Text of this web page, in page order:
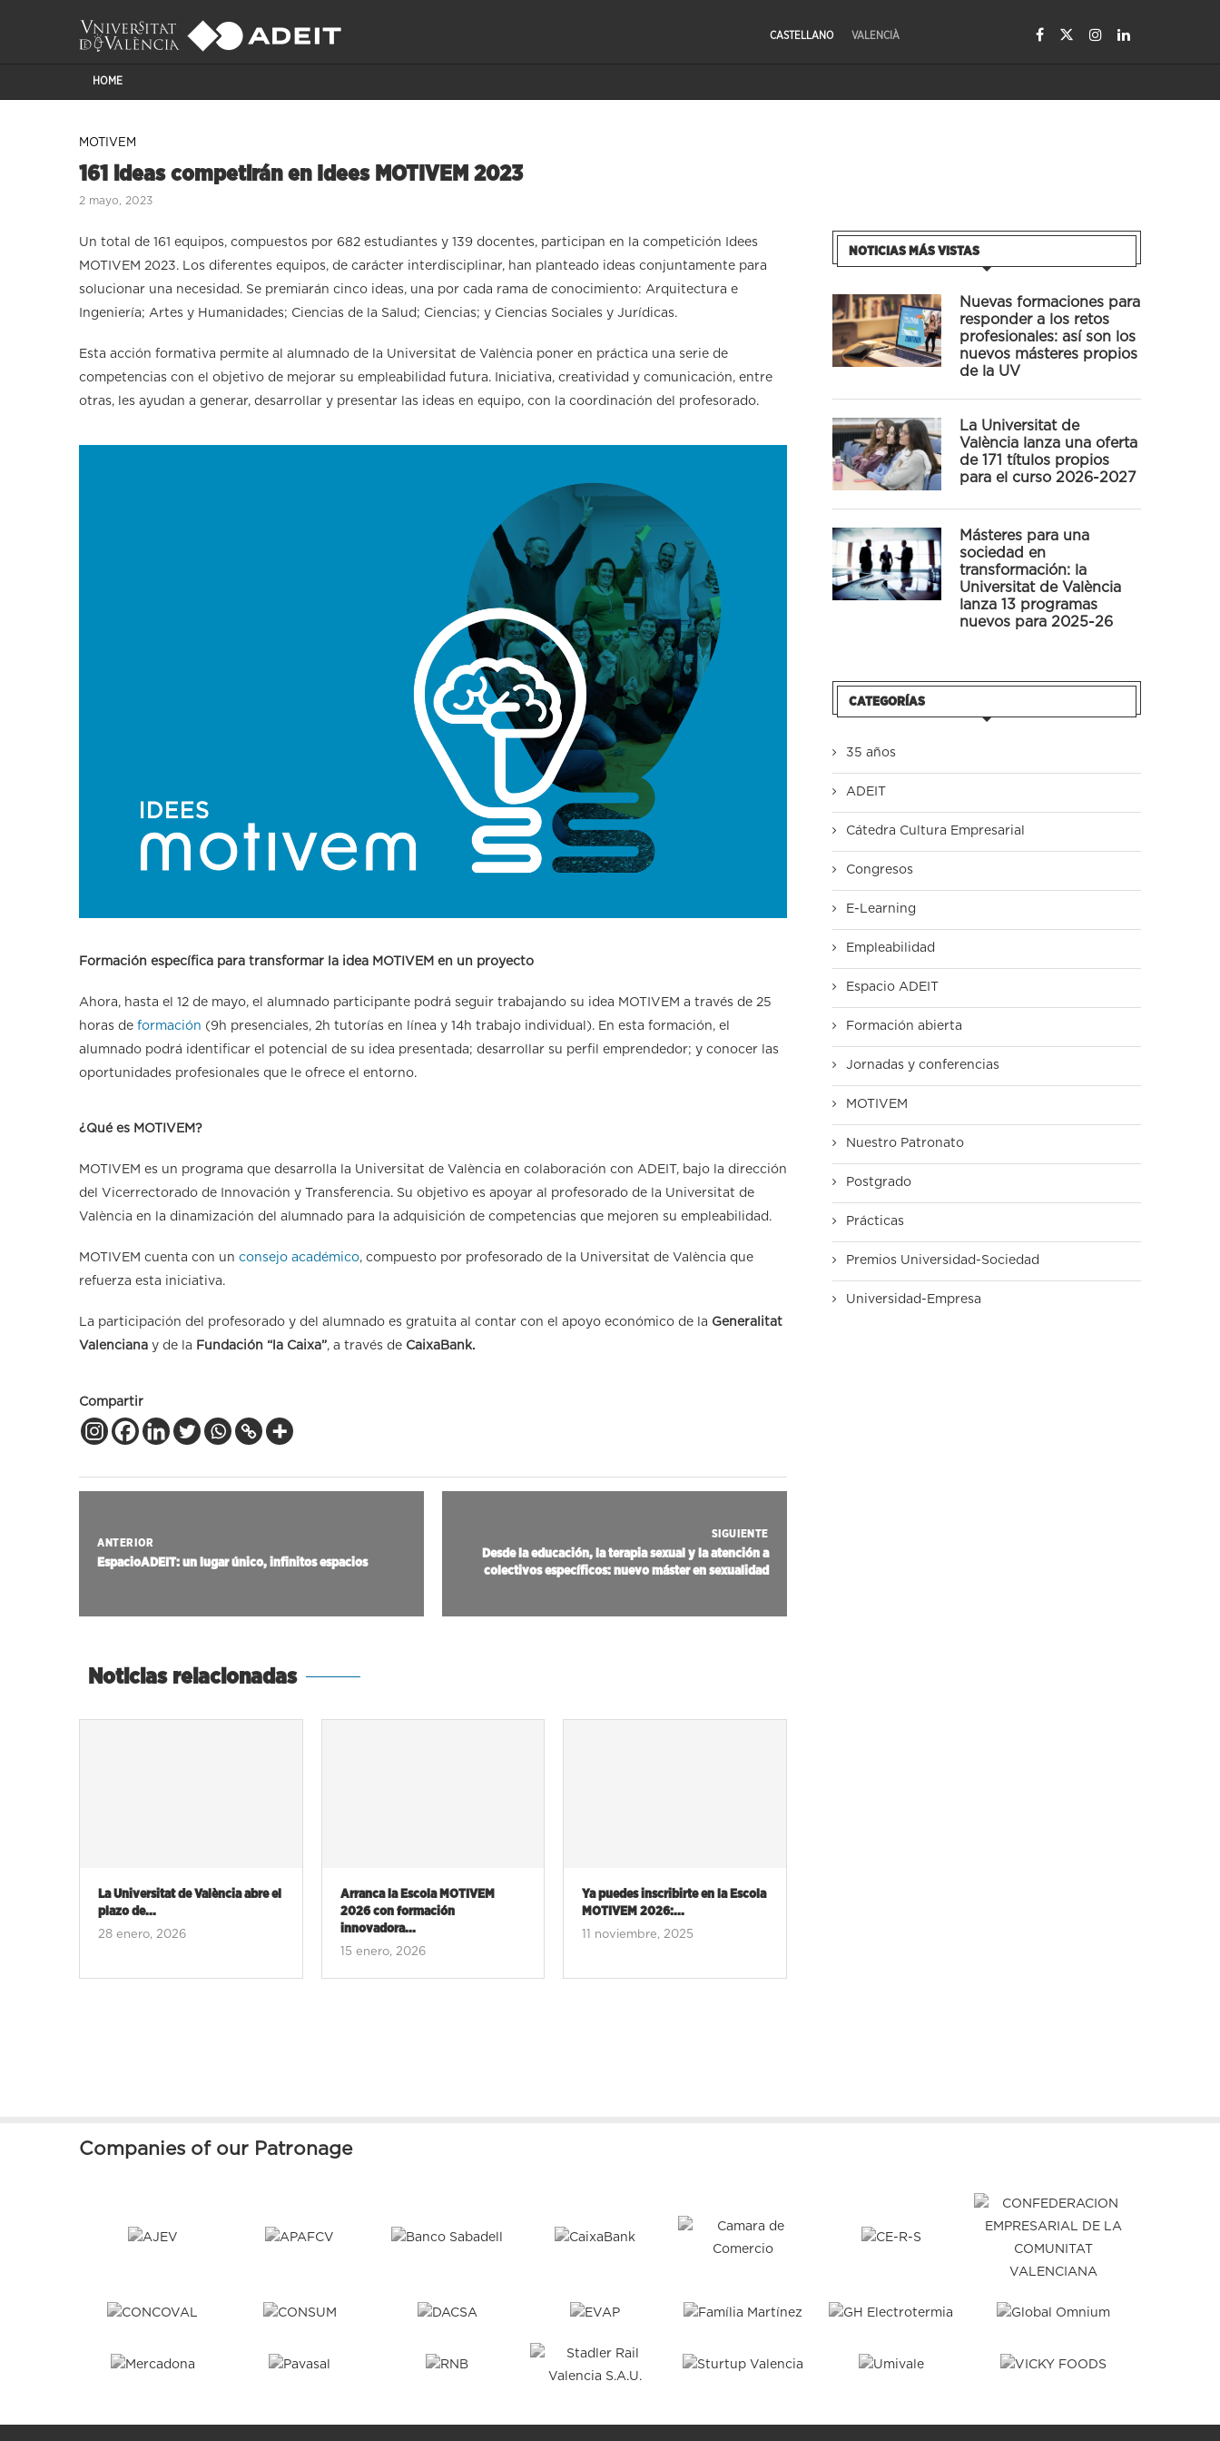
CASTELLANO VALENCIÀ
HOME
MOTIVEM
161 ideas competirán en Idees MOTIVEM 2023
2 mayo, 2023
Un total de 161 equipos, compuestos por 682 estudiantes y 139 docentes, participan en la competición Idees
MOTIVEM 2023. Los diferentes equipos, de carácter interdisciplinar, han planteado ideas conjuntamente para
solucionar una necesidad. Se premiarán cinco ideas, una por cada rama de conocimiento: Arquitectura e
Ingeniería; Artes y Humanidades; Ciencias de la Salud; Ciencias; y Ciencias Sociales y Jurídicas.
Esta acción formativa permite al alumnado de la Universitat de València poner en práctica una serie de
competencias con el objetivo de mejorar su empleabilidad futura. Iniciativa, creatividad y comunicación, entre
otras, les ayudan a generar, desarrollar y presentar las ideas en equipo, con la coordinación del profesorado.
Formación específica para transformar la idea MOTIVEM en un proyecto
Ahora, hasta el 12 de mayo, el alumnado participante podrá seguir trabajando su idea MOTIVEM a través de 25
horas de formación (9h presenciales, 2h tutorías en línea y 14h trabajo individual). En esta formación, el
alumnado podrá identificar el potencial de su idea presentada; desarrollar su perfil emprendedor; y conocer las
oportunidades profesionales que le ofrece el entorno.
¿Qué es MOTIVEM?
MOTIVEM es un programa que desarrolla la Universitat de València en colaboración con ADEIT, bajo la dirección
del Vicerrectorado de Innovación y Transferencia. Su objetivo es apoyar al profesorado de la Universitat de
València en la dinamización del alumnado para la adquisición de competencias que mejoren su empleabilidad.
MOTIVEM cuenta con un consejo académico, compuesto por profesorado de la Universitat de València que
refuerza esta iniciativa.
La participación del profesorado y del alumnado es gratuita al contar con el apoyo económico de la Generalitat
Valenciana y de la Fundación “la Caixa”, a través de CaixaBank.
Compartir
ANTERIOR
EspacioADEIT: un lugar único, infinitos espacios
SIGUIENTE
Desde la educación, la terapia sexual y la atención a
colectivos específicos: nuevo máster en sexualidad
Noticias relacionadas
Arranca la Escola MOTIVEM
2026 con formación
innovadora...
Ya puedes inscribirte en la Escola
MOTIVEM 2026:...
11 noviembre, 2025
La entrega de premios MOTIVEM
2025, en imágenes
17 julio, 2025
NOTICIAS MÁS VISTAS
Nuevas formaciones para
responder a los retos
profesionales: así son los
nuevos másteres propios
de la UV
La Universitat de
València lanza una oferta
de 171 títulos propios
para el curso 2026-2027
Másteres para una
sociedad en
transformación: la
Universitat de València
lanza 13 programas
nuevos para 2025-26
CATEGORÍAS
35 años
ADEIT
Cátedra Cultura Empresarial
Congresos
E-Learning
Empleabilidad
Espacio ADEIT
Formación abierta
Jornadas y conferencias
MOTIVEM
Nuestro Patronato
Postgrado
Prácticas
Premios Universidad-Sociedad
Universidad-Empresa
Companies of our Patronage